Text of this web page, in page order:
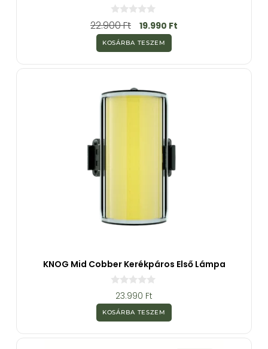
0
a
5
-
b
ő
22.900Ft 19.990 Ft
KOSÁRBA TESZEM
KNOG Mid Cobber Kerékpáros Első Lámpa
z
5
b
23.990 Ft
KOSÁRBA TESZEM